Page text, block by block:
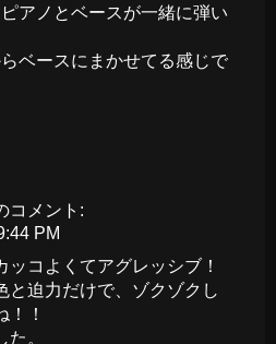
アノとベースが一緒に弾い
ベースにまかせてる感じで
コメント:
PM
ッコよくてアグレッシブ！
と迫力だけで、ゾクゾクし
！！
。